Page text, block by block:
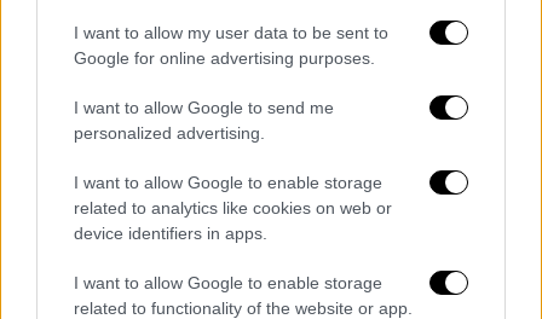
I want to allow my user data to be sent to
Google for online advertising purposes.
I want to allow Google to send me
personalized advertising.
I want to allow Google to enable storage
related to analytics like cookies on web or
device identifiers in apps.
I want to allow Google to enable storage
related to functionality of the website or app.
(15/01/2021),
Λάρισα, Βόλος, Σποράδες, τμήμα
Καβάλα, Δράμα, τμήμα Κομοτηνής,
(26/02/2021).
Το έργο της μετάβασης θα προχωρήσει
με στόχο
να ολοκληρωθεί στο σύνολο της χώρας έως